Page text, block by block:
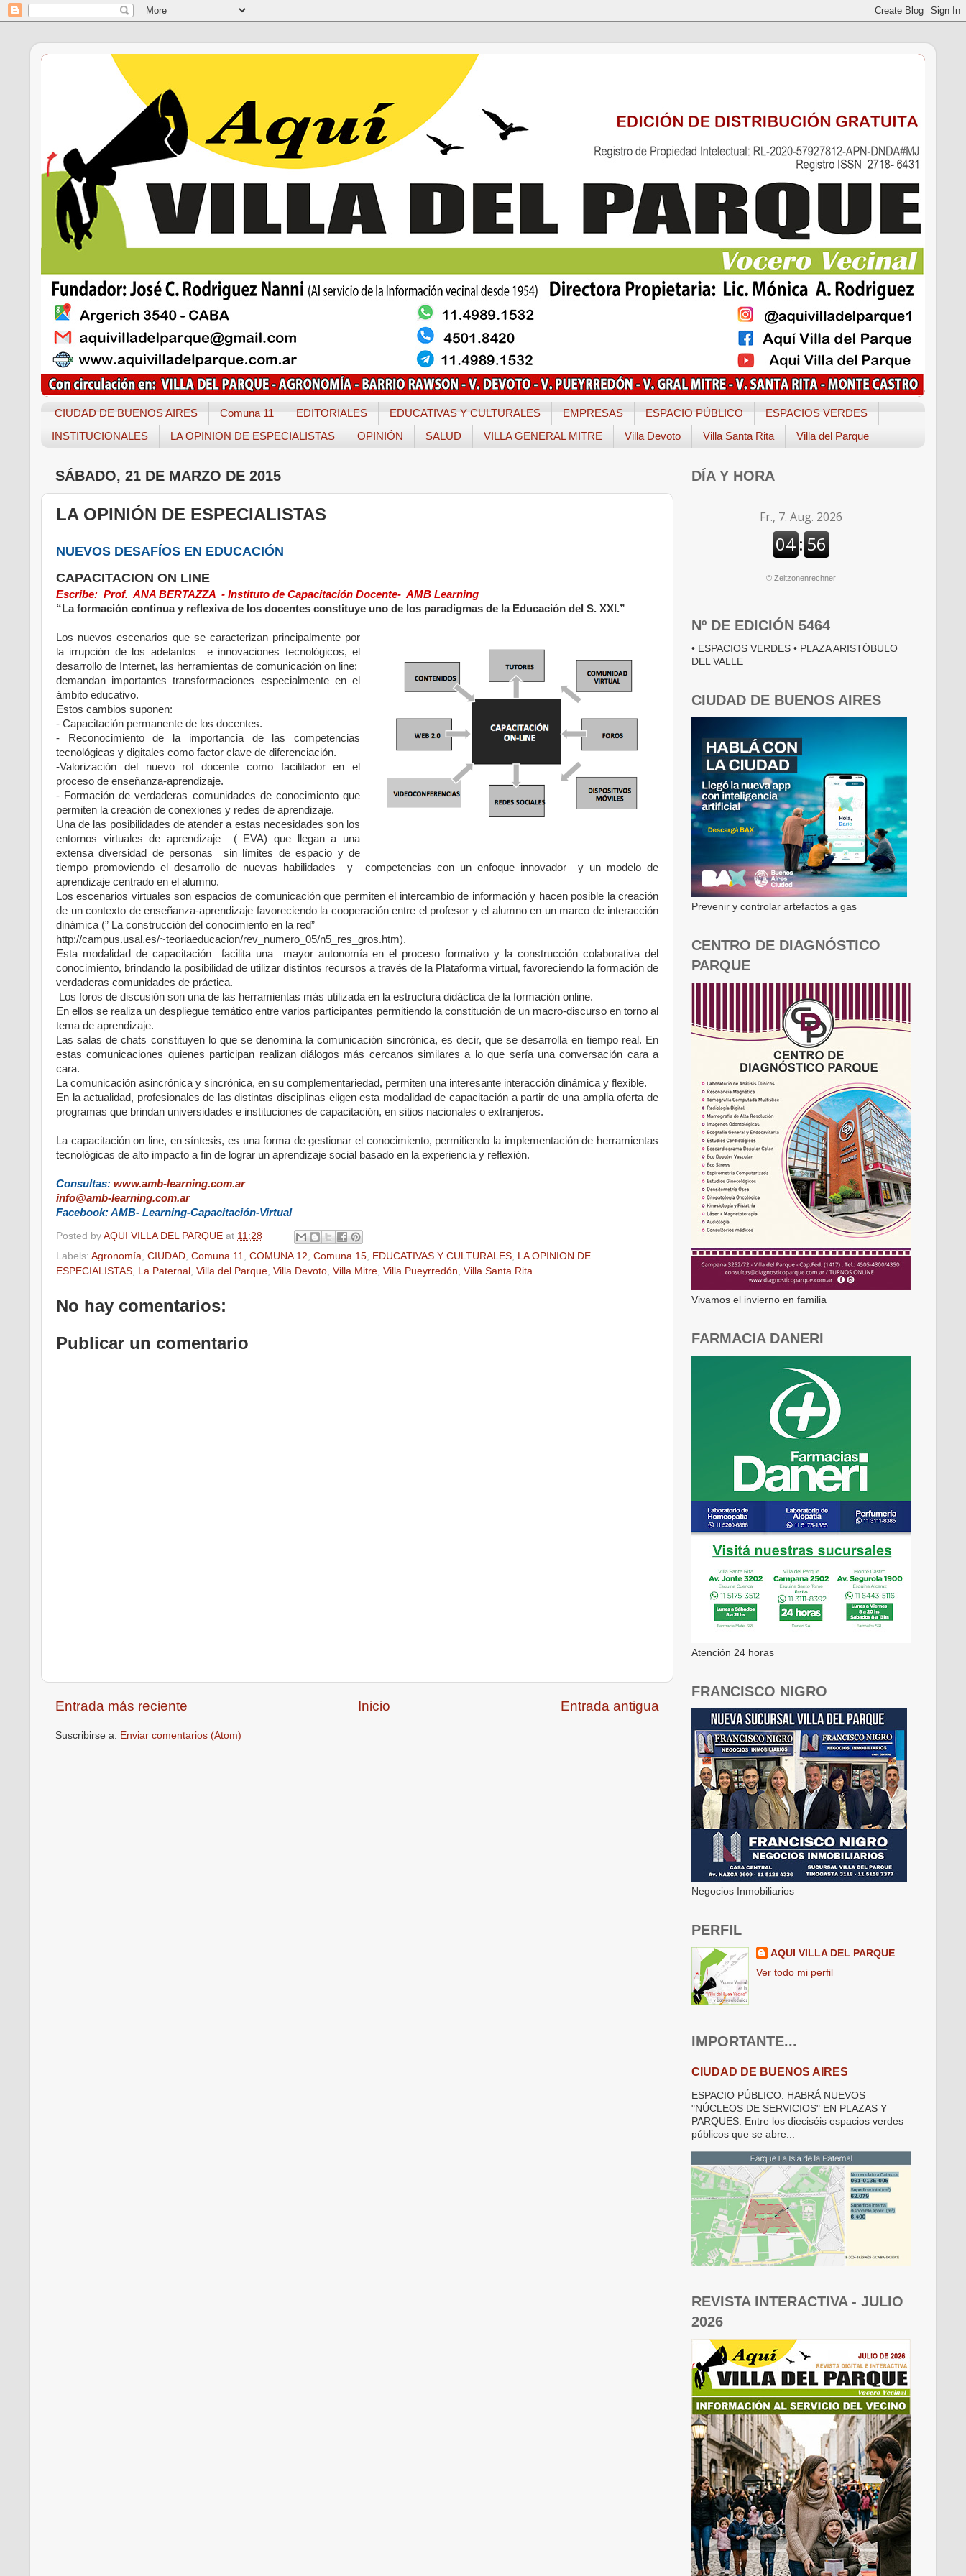
CIUDAD DE BUENOS AIRES Comuna 11 EDITORIALES EDUCATIVAS Y CULTURALES EMPRESAS ESPACIO PÚBLICO
ESPACIOS VERDES
INSTITUCIONALES
LA OPINION DE ESPECIALISTAS OPINIÓN SALUD VILLA GENERAL MITRE Villa Devoto Villa Santa Rita Villa del Parque
SÁBADO, 21 DE MARZO DE 2015
LA OPINIÓN DE ESPECIALISTAS
NUEVOS DESAFÍOS EN EDUCACIÓN
CAPACITACION ON LINE
Escribe: Prof. ANA BERTAZZA - Instituto de Capacitación Docente- AMB Learning
“La formación continua y reflexiva de los docentes constituye uno de los paradigmas de la Educación del S. XXI.”
Los nuevos escenarios que se caracterizan principalmente por
la irrupción de los adelantos e innovaciones tecnológicos, el
desarrollo de Internet, las herramientas de comunicación on line;
demandan importantes transformaciones especialmente en el
ámbito educativo.
Estos cambios suponen:
- Capacitación permanente de los docentes.
- Reconocimiento de la importancia de las competencias
tecnológicas y digitales como factor clave de diferenciación.
-Valorización del nuevo rol docente como facilitador en el
proceso de enseñanza-aprendizaje.
- Formación de verdaderas comunidades de conocimiento que
permiten la creación de conexiones y redes de aprendizaje.
Una de las posibilidades de atender a estas necesidades son los
entornos virtuales de aprendizaje ( EVA) que llegan a una
extensa diversidad de personas sin límites de espacio y de
tiempo promoviendo el desarrollo de nuevas habilidades y competencias con un enfoque innovador y un modelo de
aprendizaje centrado en el alumno.
Los escenarios virtuales son espacios de comunicación que permiten el intercambio de información y hacen posible la creación
de un contexto de enseñanza-aprendizaje favoreciendo la cooperación entre el profesor y el alumno en un marco de interacción
dinámica (” La construcción del conocimiento en la red”
http://campus.usal.es/~teoriaeducacion/rev_numero_05/n5_res_gros.htm).
Esta modalidad de capacitación facilita una mayor autonomía en el proceso formativo y la construcción colaborativa del
conocimiento, brindando la posibilidad de utilizar distintos recursos a través de la Plataforma virtual, favoreciendo la formación de
verdaderas comunidades de práctica.
Los foros de discusión son una de las herramientas más utilizada en la estructura didáctica de la formación online.
En ellos se realiza un despliegue temático entre varios participantes permitiendo la constitución de un macro-discurso en torno al
tema de aprendizaje.
Las salas de chats constituyen lo que se denomina la comunicación sincrónica, es decir, que se desarrolla en tiempo real. En
estas comunicaciones quienes participan realizan diálogos más cercanos similares a lo que sería una conversación cara a
cara.
La comunicación asincrónica y sincrónica, en su complementariedad, permiten una interesante interacción dinámica y flexible.
En la actualidad, profesionales de las distintas disciplinas eligen esta modalidad de capacitación a partir de una amplia oferta de
programas que brindan universidades e instituciones de capacitación, en sitios nacionales o extranjeros.
La capacitación on line, en síntesis, es una forma de gestionar el conocimiento, permitiendo la implementación de herramientas
tecnológicas de alto impacto a fin de lograr un aprendizaje social basado en la experiencia y reflexión.
Consultas: www.amb-learning.com.ar
info@amb-learning.com.ar
Facebook: AMB- Learning-Capacitación-Virtual
Posted by AQUI VILLA DEL PARQUE at 11:28
Labels: Agronomía CIUDAD Comuna 11 COMUNA 12 Comuna 15 EDUCATIVAS Y CULTURALES
LA OPINION DE
ESPECIALISTAS
La Paternal Villa del Parque Villa Devoto Villa Mitre Villa Pueyrredón Villa Santa Rita
No hay comentarios:
Publicar un comentario
Entrada más reciente Entrada antigua
Inicio
Suscribirse a: Enviar comentarios (Atom)
DÍA Y HORA
© Zeitzonenrechner
Nº DE EDICIÓN 5464
• ESPACIOS VERDES • PLAZA ARISTÓBULO
DEL VALLE
CIUDAD DE BUENOS AIRES
Prevenir y controlar artefactos a gas
CENTRO DE DIAGNÓSTICO
PARQUE
Vivamos el invierno en familia
FARMACIA DANERI
Atención 24 horas
FRANCISCO NIGRO
Negocios Inmobiliarios
PERFIL
AQUI VILLA DEL PARQUE
Ver todo mi perfil
IMPORTANTE...
CIUDAD DE BUENOS AIRES
ESPACIO PÚBLICO. HABRÁ NUEVOS
"NÚCLEOS DE SERVICIOS" EN PLAZAS Y
PARQUES. Entre los dieciséis espacios verdes
públicos que se abre...
REVISTA INTERACTIVA - JULIO
2026